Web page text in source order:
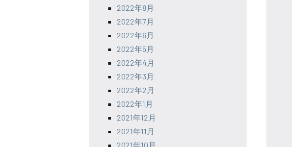
2022年8月
2022年7月
2022年6月
2022年5月
2022年4月
2022年3月
2022年2月
2022年1月
2021年12月
2021年11月
2021年10月